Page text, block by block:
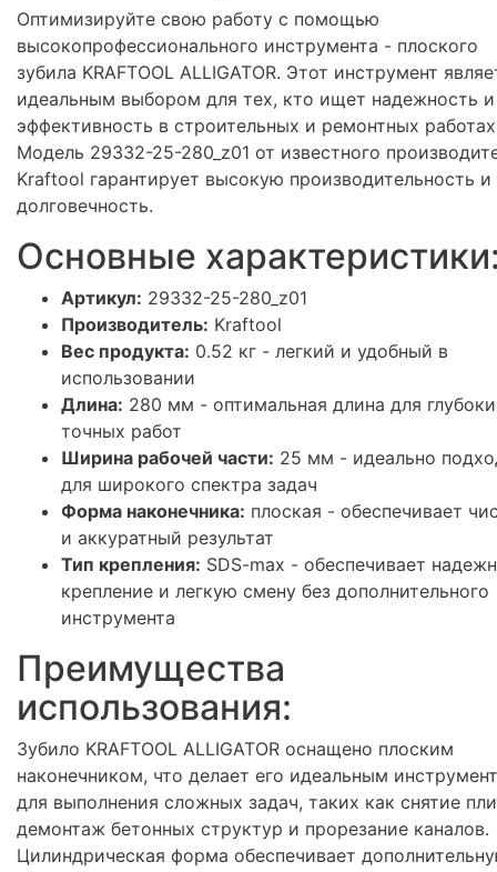
Оптимизируйте свою работу с помощью
высокопрофессионального инструмента - плоского
зубила KRAFTOOL ALLIGATOR. Этот инструмент
идеальным выбором для тех, кто ищет надежность и
эффективность в строительных и ремонтных
Модель 29332-25-280_z01 от известного
Kraftool гарантирует высокую производительность и
долговечность.
Основные
Артикул: 29332-25-280_z01
Производитель: Kraftool
Вес продукта: 0.52 кг - легкий и удобный в
использовании
Длина: 280 мм - оптимальная длина для
точных работ
Ширина рабочей части: 25 мм - идеально
для широкого спектра задач
Форма наконечника: плоская - обеспечивает
и аккуратный результат
Тип крепления: SDS-max - обеспечивает
крепление и легкую смену без дополнительного
инструмента
Преимущества
использования:
Зубило KRAFTOOL ALLIGATOR оснащено плоским
наконечником, что делает его идеальным
для выполнения сложных задач, таких как снятие
демонтаж бетонных структур и прорезание каналов.
Цилиндрическая форма обеспечивает